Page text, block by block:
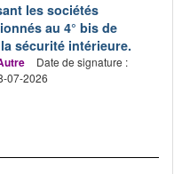
les sociétés
au 4° bis de
sécurité intérieure.
Date de signature :
07-2026